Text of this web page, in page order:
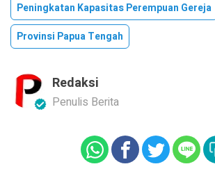
Peningkatan Kapasitas Perempuan Gereja
Provinsi Papua Tengah
Redaksi
Penulis Berita